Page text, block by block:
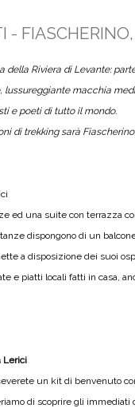
- FIASCHERINO,
della Riviera di Levante:
lussureggiante macchia
e poeti di tutto il mondo.
di trekking sarà
ed una suite con terrazza
dispongono di un
a disposizione dei suoi
e piatti locali fatti in casa,
Lerici
un kit di benvenuto
di scoprire gli